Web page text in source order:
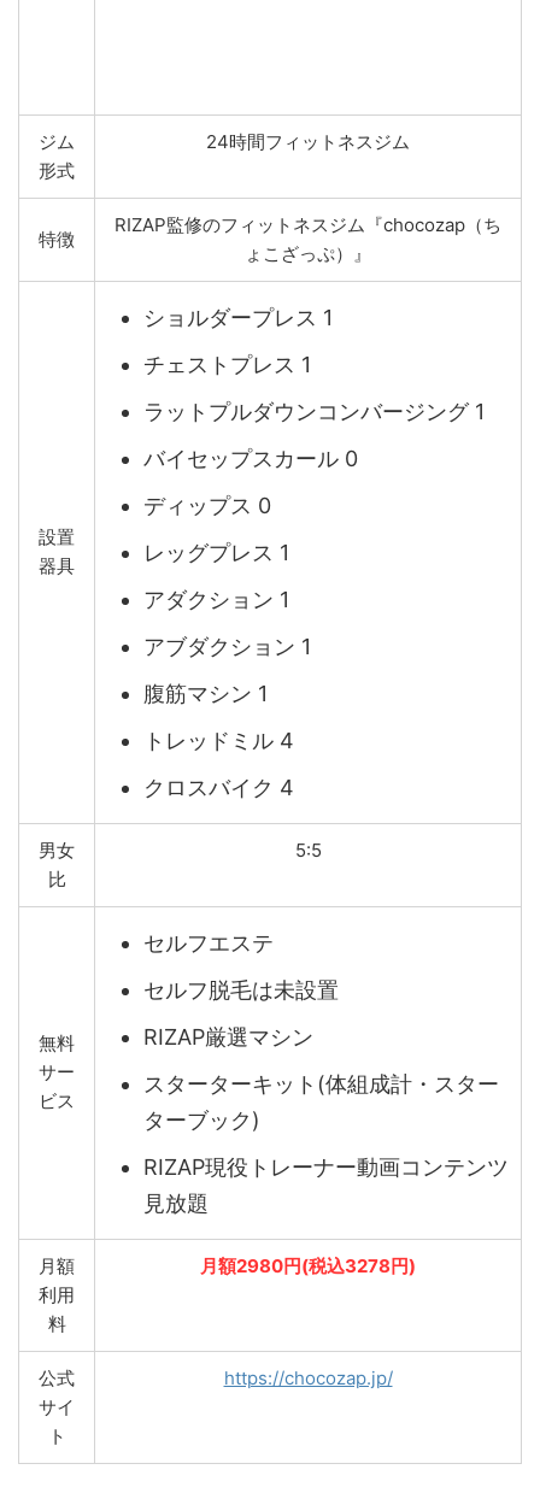
ジム
形式
24時間フィットネスジム
特徴
RIZAP監修のフィットネスジム『chocozap（ち
ょこざっぷ）』
設置
器具
ショルダープレス 1
チェストプレス 1
ラットプルダウンコンバージング 1
バイセップスカール 0
ディップス 0
レッグプレス 1
アダクション 1
アブダクション 1
腹筋マシン 1
トレッドミル 4
クロスバイク 4
男女
比
5:5
無料
サー
ビス
セルフエステ
セルフ脱毛は未設置
RIZAP厳選マシン
スターターキット(体組成計・スター
ターブック)
RIZAP現役トレーナー動画コンテンツ
見放題
月額
利用
料
月額2980円(税込3278円)
公式
サイ
ト
https://chocozap.jp/